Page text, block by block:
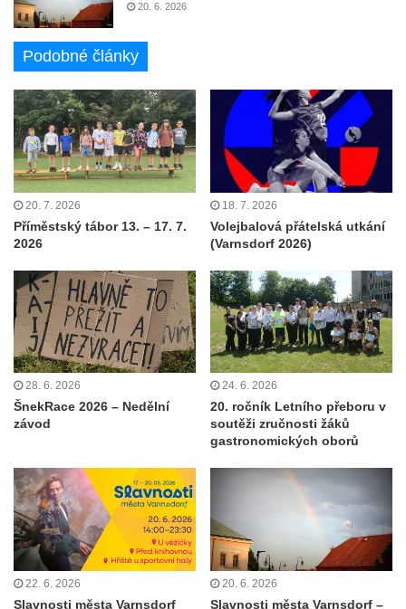
20. 6. 2026
Podobné články
20. 7. 2026
Příměstský tábor 13. – 17. 7.
2026
18. 7. 2026
Volejbalová přátelská utkání
(Varnsdorf 2026)
28. 6. 2026
ŠnekRace 2026 – Nedělní
závod
24. 6. 2026
20. ročník Letního přeboru v
soutěži zručnosti žáků
gastronomických oborů
22. 6. 2026
Slavnosti města Varnsdorf
20. 6. 2026
Slavnosti města Varnsdorf –